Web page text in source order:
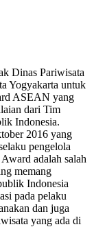
Dinas Pariwisata
Yogyakarta untuk
ASEAN yang
dari Tim
Indonesia.
2016 yang
pengelola
adalah salah
memang
Indonesia
pada pelaku
dan juga
yang ada di